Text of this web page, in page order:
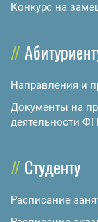
Конкурс на
Направления и
Документы на
деятельности
Студенту
Расписание